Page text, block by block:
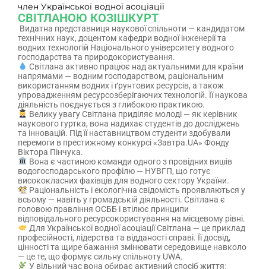
член Української водної асоціації
СВІТЛАНОЮ КОЗІШКУРТ
Видатна представниця наукової спільноти — кандидатом
технічних наук, доцентом кафедри водної інженерії та
водних технологій Національного університету водного
господарства та природокористування.
Світлана активно працює над актуальними для країни
напрямами — водним господарством, раціональним
використанням водних і ґрунтових ресурсів, а також
упровадженням ресурсозберігаючих технологій. Її наукова
діяльність поєднується з глибокою практикою.
Велику увагу Світлана приділяє молоді — як керівник
наукового гуртка, вона надихає студентів до досліджень
та інновацій. Під її наставництвом студенти здобували
перемоги в престижному конкурсі «Завтра.UA» Фонду
Віктора Пінчука.
Вона є частиною команди одного з провідних вишів
водогосподарського профілю — НУВГП, що готує
висококласних фахівців для водного сектору України.
Раціональність і екологічна свідомість проявляються у
всьому — навіть у громадській діяльності. Світлана є
головою правління ОСББ і втілює принципи
відповідального ресурсокористування на місцевому рівні.
Для Української водної асоціації Світлана — це приклад
професійності, лідерства та відданості справі. Її досвід,
цінності та щире бажання змінювати середовище навколо
— це те, що формує сильну спільноту UWA.
У вільний час вона обирає активний спосіб життя: